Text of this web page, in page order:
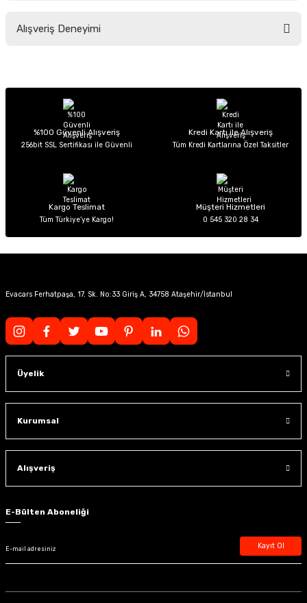
yetersiz gördüğünüz noktaları öneri formunu kullanarak tarafımıza
Ürün açıklamasında eksik bilgiler bulunuyor.
Ürün bilgilerinde hatalar bulunuyor.
Ürün fiyatı diğer sitelerden daha pahalı.
Alışveriş Deneyimi
Sitemize ilk yorumu siz yapın!
%100 Güvenli Alışveriş
256bit SSL Sertifikası ile Güvenli
Kredi Kartı ile Alışveriş
Tüm Kredi Kartlarına Özel Taksitler
Kargo Teslimat
Tüm Türkiye’ye Kargo!
Müşteri Hizmetleri
0 545 320 28 34
Evacars Ferhatpaşa, 17. Sk. No:33 Giriş A, 34758 Ataşehir/İstanbul
Üyelik
Kurumsal
Alışveriş
E-Bülten Aboneliği
Kayıt Ol